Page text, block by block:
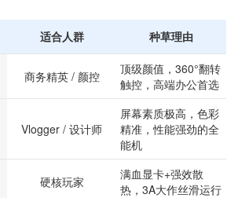
适合人群 种草理由
商务精英 / 颜控
顶级颜值，360°翻转
触控，高端办公首选
Vlogger / 设计师
屏幕素质极高，色彩
精准，性能强劲的全
能机
硬核玩家
满血显卡+强效散
热，3A大作丝滑运行